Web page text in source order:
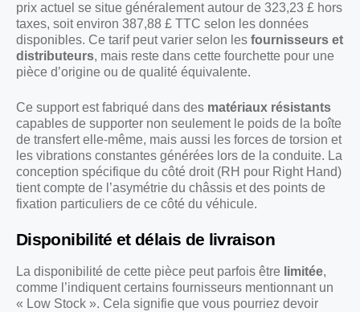
prix actuel se situe généralement autour de 323,23 £ hors
taxes, soit environ 387,88 £ TTC selon les données
disponibles. Ce tarif peut varier selon les fournisseurs et
distributeurs, mais reste dans cette fourchette pour une
pièce d’origine ou de qualité équivalente.
Ce support est fabriqué dans des matériaux résistants
capables de supporter non seulement le poids de la boîte
de transfert elle-même, mais aussi les forces de torsion et
les vibrations constantes générées lors de la conduite. La
conception spécifique du côté droit (RH pour Right Hand)
tient compte de l’asymétrie du châssis et des points de
fixation particuliers de ce côté du véhicule.
Disponibilité et délais de livraison
La disponibilité de cette pièce peut parfois être limitée,
comme l’indiquent certains fournisseurs mentionnant un
« Low Stock ». Cela signifie que vous pourriez devoir